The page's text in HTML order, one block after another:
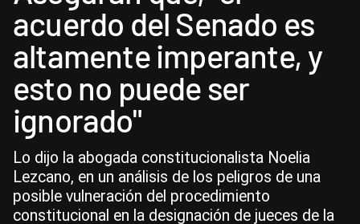
acuerdo del Senado es
altamente imperante, y
esto no puede ser
ignorado"
Lo dijo la abogada constitucionalista Noelia
Lezcano, en un análisis de los peligros de una
posible vulneración del procedimiento
constitucional en la designación de jueces de la